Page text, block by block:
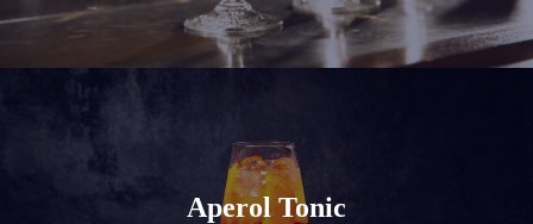
Aperol Tonic